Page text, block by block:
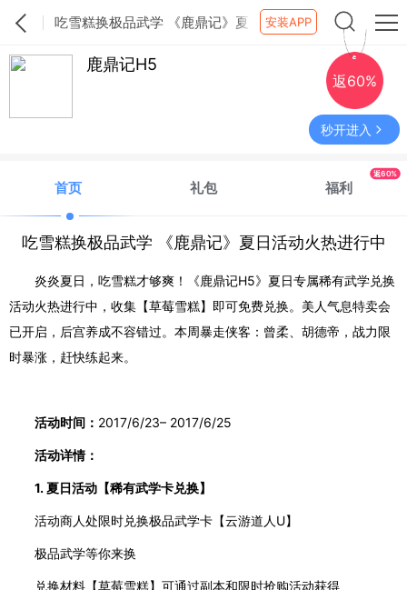
吃雪糕换极品武学 《鹿鼎记》夏
日活动火热进行中
安装APP
鹿鼎记H5
返60%
秒开进入
首页 礼包 福利
返60%
吃雪糕换极品武学 《鹿鼎记》夏日活动火热进行中
炎炎夏日，吃雪糕才够爽！《鹿鼎记H5》夏日专属稀有武学兑换
活动火热进行中，收集【草莓雪糕】即可免费兑换。美人气息特卖会
已开启，后宫养成不容错过。本周暴走侠客：曾柔、胡德帝，战力限
时暴涨，赶快练起来。
活动时间： 2017/6/23– 2017/6/25
活动详情：
1. 夏日活动【稀有武学卡兑换】
活动商人处限时兑换极品武学卡【云游道人 U】
极品武学等你来换
兑换材料【草莓雪糕】可通过副本和限时抢购活动获得